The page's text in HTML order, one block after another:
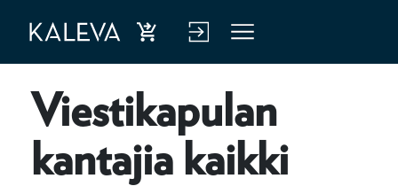
Ost
a
kiva
kuu
Kirj
aud
verk
kop
Vali
kko
Viestikapulan
kantajia kaikki